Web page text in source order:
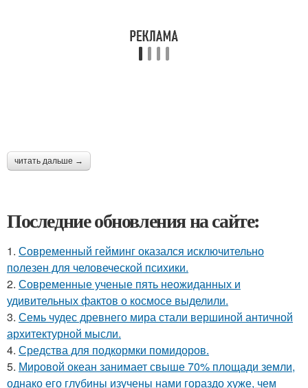
читать дальше →
Последние обновления на сайте:
1. Современный гейминг оказался исключительно
полезен для человеческой психики.
2. Современные ученые пять неожиданных и
удивительных фактов о космосе выделили.
3. Семь чудес древнего мира стали вершиной античной
архитектурной мысли.
4. Средства для подкормки помидоров.
5. Мировой океан занимает свыше 70% площади земли,
однако его глубины изучены нами гораздо хуже, чем